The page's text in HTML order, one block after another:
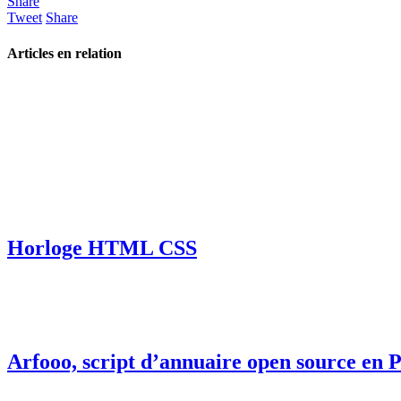
Tweet Share
Articles en relation
Horloge HTML CSS
Arfooo, script d’annuaire open source en